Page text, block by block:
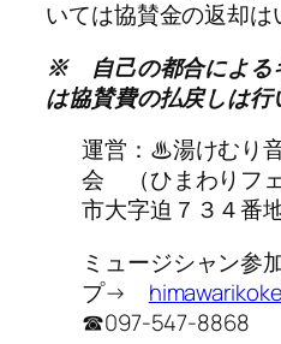
いては協賛金の返却は
※　自己の都合による
は協賛費の払戻しは行
運営：♨湯けむり
会 （ひまわりフ
市大字迫７３４番地
ミュージシャン参
プ→
☎097-547-8868